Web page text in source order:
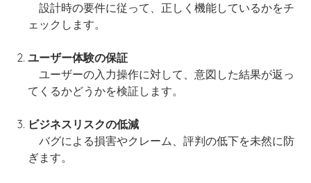
設計時の要件に従って、正しく機能しているかをチ
ェックします。
ユーザー体験の保証
ユーザーの入力操作に対して、意図した結果が返っ
てくるかどうかを検証します。
ビジネスリスクの低減
バグによる損害やクレーム、評判の低下を未然に防
ぎます。